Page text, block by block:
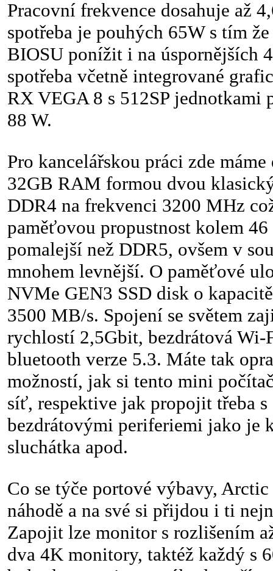
Pracovní frekvence dosahuje až
spotřeba je pouhých 65W s tím
BIOSU ponížit i na úspornějších
spotřeba včetně integrované
RX VEGA 8 s 512SP jednotkami
88 W.
Pro kancelářskou práci zde
32GB RAM formou dvou
DDR4 na frekvenci 3200 MHz
paměťovou propustnost kolem
pomalejší než DDR5, ovšem v
mnohem levnější. O paměťové
NVMe GEN3 SSD disk o
3500 MB/s. Spojení se světem
rychlostí 2,5Gbit, bezdrátová Wi-
bluetooth verze 5.3. Máte tak
možností, jak si tento mini
síť, respektive jak propojit třeba
bezdrátovými periferiemi jako je
sluchátka apod.
Co se týče portové výbavy,
náhodě a na své si přijdou i ti
Zapojit lze monitor s rozlišením
dva 4K monitory, taktéž každý s